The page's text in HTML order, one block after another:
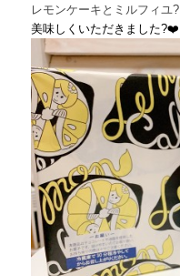
レモンケーキとミルフィユ?
美味しくいただきました?❤️